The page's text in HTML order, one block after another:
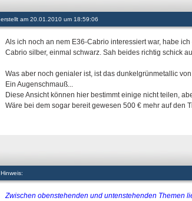
erstellt am 20.01.2010 um 18:59:06
Als ich noch an nem E36-Cabrio interessiert war, habe
Cabrio silber, einmal schwarz. Sah beides richtig schick
Was aber noch genialer ist, ist das dunkelgrünmetallic
Ein Augenschmauß...
Diese Ansicht können hier bestimmt einige nicht teilen,
Wäre bei dem sogar bereit gewesen 500 € mehr auf den
Hinweis:
Zwischen obenstehenden und untenstehenden Themen